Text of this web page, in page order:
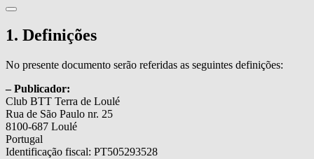
1. Definições
No presente documento serão referidas as seguintes definições:
– Publicador:
Club BTT Terra de Loulé
Rua de São Paulo nr. 25
8100-687 Loulé
Portugal
Identificação fiscal: PT505293528